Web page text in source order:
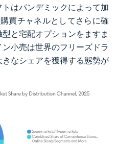
はパンデミックによって加
買チャネルとしてさらに確
と宅配オプションをますま
小売は世界のフリーズドラ
なシェアを獲得する態勢が